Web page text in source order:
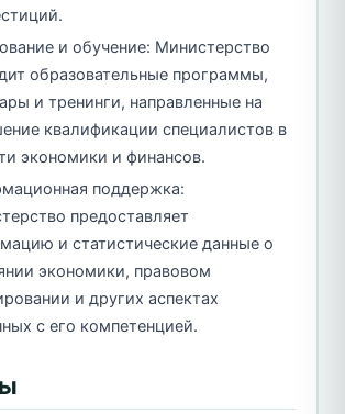
и обучение: Министерство
образовательные программы,
и тренинги, направленные на
квалификации специалистов в
экономики и финансов.
поддержка:
предоставляет
и статистические данные о
экономики, правовом
и других аспектах
с его компетенцией.